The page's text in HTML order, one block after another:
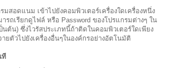
รมสอดแนม เข้าไปยังคอมพิวเตอร์เครื่องใดเครื่องหนึ่ง
ารถเรียกดูไฟล์ หรือ Password ของโปรแกรมต่างๆ ใน
นต้น) ซึ่งไวรัสประเภทนี้ถ้าติดในคอมพิวเตอร์ใดเพียง
ยตัวไปยังเครื่องอื่นๆในองค์กรอย่างอัตโนมัติ
ที